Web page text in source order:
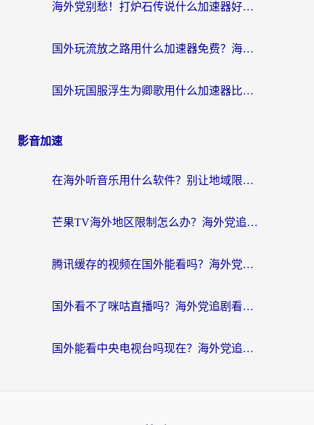
海外党别愁！打炉石传说什么加速器好用？3个实用技巧解决国服游戏卡顿
国外玩流放之路用什么加速器免费？海外党亲测有效的国服游戏加速指南
国外玩国服浮生为卿歌用什么加速器比较好？海外党亲测不踩坑指南
影音加速
在海外听音乐用什么软件？别让地域限制断了你的华语歌单
芒果TV海外地区限制怎么办？海外党追剧看片的实用加速器选择指南
腾讯缓存的视频在国外能看吗？海外党追剧看片的终极解决方案
国外看不了咪咕直播吗？海外党追剧看片的加速器选择指南
国外能看中央电视台吗现在？海外党追剧看央视的实用指南